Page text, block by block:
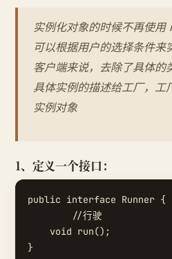
实例化对象的时候不再使用
可以根据用户的选择条件来
客户端来说，去除了具体的
具体实例的描述给工厂，工
实例对象
1、定义一个接口：
public interface Runner {
    void run();